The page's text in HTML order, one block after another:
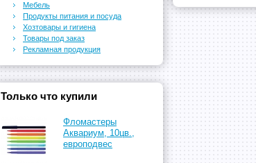
Мебель
Продукты питания и посуда
Хозтовары и гигиена
Товары под заказ
Рекламная продукция
Только что купили
Фломастеры
Аквариум, 10цв.,
европодвес